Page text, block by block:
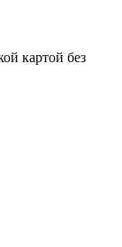
картой без